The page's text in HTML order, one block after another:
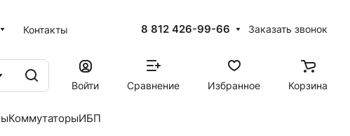
Контакты 8 812 426-99-66 Заказать звонок
Войти
Сравнение Избранное Корзина
КоммутаторыИБП